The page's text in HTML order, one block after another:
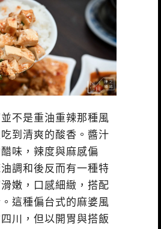
不是重油重辣那種風
到清爽的酸香。醬汁
味，辣度與麻感偏
調和後反而有一種特
嫩，口感細緻，搭配
這種偏台式的麻婆風
川，但以開胃與搭飯